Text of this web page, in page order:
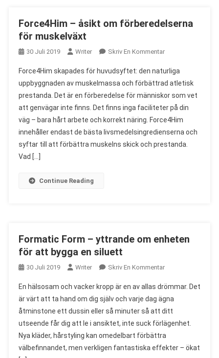
Force4Him – åsikt om förberedelserna
för muskelväxt
30 Juli 2019 Writer Skriv En KommentarOn
–
Åsikt
Om
Förberedelserna
För
Muskelväxt
Force4Him skapades för huvudsyftet: den naturliga
uppbyggnaden av muskelmassa och förbättrad atletisk
prestanda. Det är en förberedelse för människor som vet
att genvägar inte finns. Det finns inga faciliteter på din
väg – bara hårt arbete och korrekt näring. Force4Him
innehåller endast de bästa livsmedelsingredienserna och
syftar till att förbättra muskelns skick och prestanda.
Vad […]
Continue Reading
Formatic Form – yttrande om enheten
för att bygga en siluett
30 Juli 2019 Writer Skriv En KommentarOn
Form
–
Yttrande
Om
Enheten
För
En hälsosam och vacker kropp är en av allas drömmar. Det
är värt att ta hand om dig själv och varje dag ägna
åtminstone ett dussin eller så minuter så att ditt
utseende får dig att le i ansiktet, inte suck förlägenhet.
Nya kläder, hårstyling kan omedelbart förbättra
välbefinnandet, men verkligen fantastiska effekter – ökat